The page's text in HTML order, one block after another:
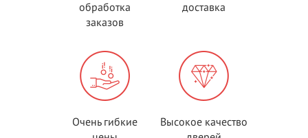
обработка
заказов
доставка
Очень гибкие
Высокое качество